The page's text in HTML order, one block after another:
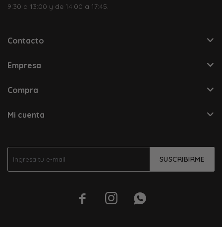
SUSCRIBIRME
  
9:30 a 13:00 y de 14:00 a 17:45.
Contacto
Empresa
Compra
Mi cuenta